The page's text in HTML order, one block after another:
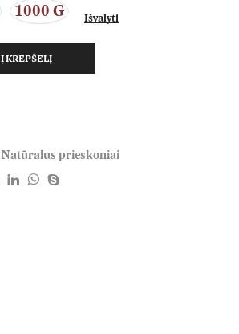
1000 G Išvalyti
Į KREPŠELĮ
Natūralus prieskoniai